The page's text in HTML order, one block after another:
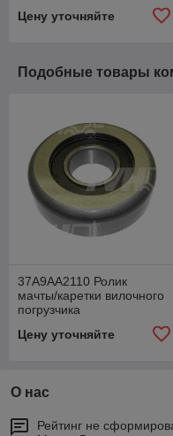
Цену уточняйте
Подобные товары
37A9AA2110 Ролик
мачты/каретки вилочного
погрузчика
Цену уточняйте
О нас
Рейтинг не